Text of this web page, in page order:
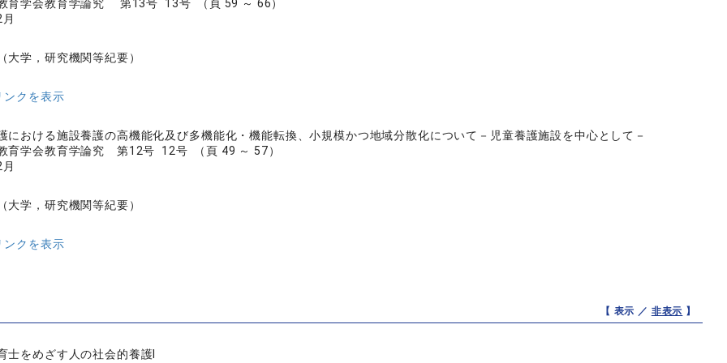
育学会教育学論究 第13号 13号 （頁 59 ～ 66）
大学，研究機関等紀要）
クを表示
における施設養護の高機能化及び多機能化・機能転換、小規模かつ地域分散化について－児童養護施設を中心として－
育学会教育学論究 第12号 12号 （頁 49 ～ 57）
大学，研究機関等紀要）
クを表示
【 表示 ／ 非表示 】
をめざす人の社会的養護Ⅰ